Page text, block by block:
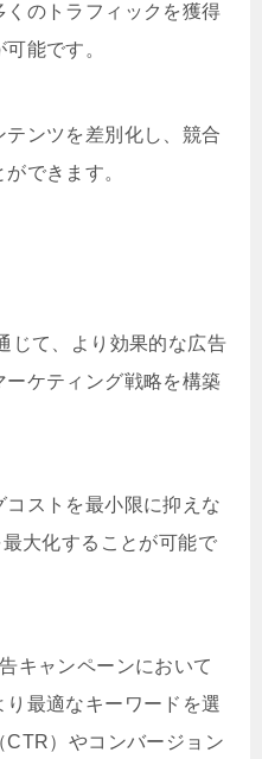
のトラフィックを獲得
能です。
ンツを差別化し、競合
できます。
じて、より効果的な広告
ケティング戦略を構築
ストを最小限に抑えな
大化することが可能で
キャンペーンにおいて
最適なキーワードを選
CTR）やコンバージョン